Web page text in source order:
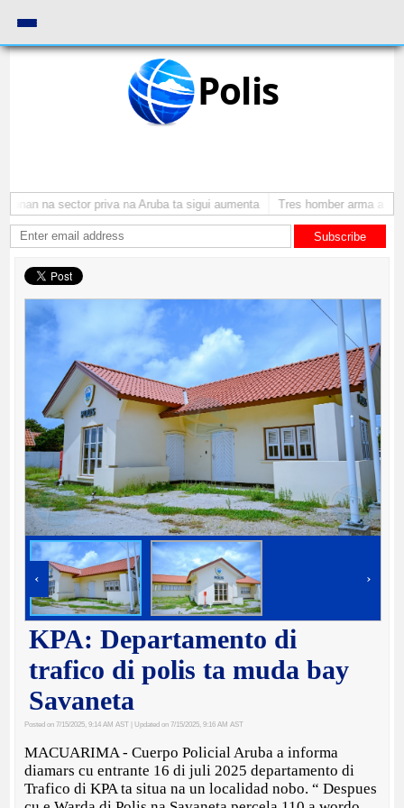
Polis
na sector priva na Aruba ta sigui aumenta Tres homber arma a
Subscribe
‹ ›
KPA: Departamento di
trafico di polis ta muda bay
Savaneta
Posted on 7/15/2025, 9:14 AM AST | Updated on 7/15/2025, 9:16 AM AST
MACUARIMA - Cuerpo Policial Aruba a informa
diamars cu entrante 16 di juli 2025 departamento di
Trafico di KPA ta situa na un localidad nobo. “ Despues